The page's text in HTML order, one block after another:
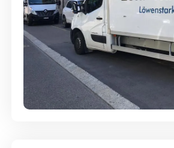
Full-Service - Für